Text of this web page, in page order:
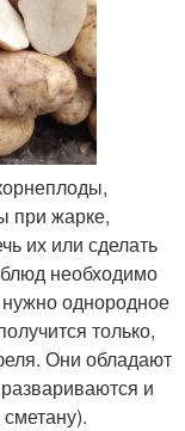
при жарке,
их или сделать
необходимо
однородное
только,
Они обладают
и